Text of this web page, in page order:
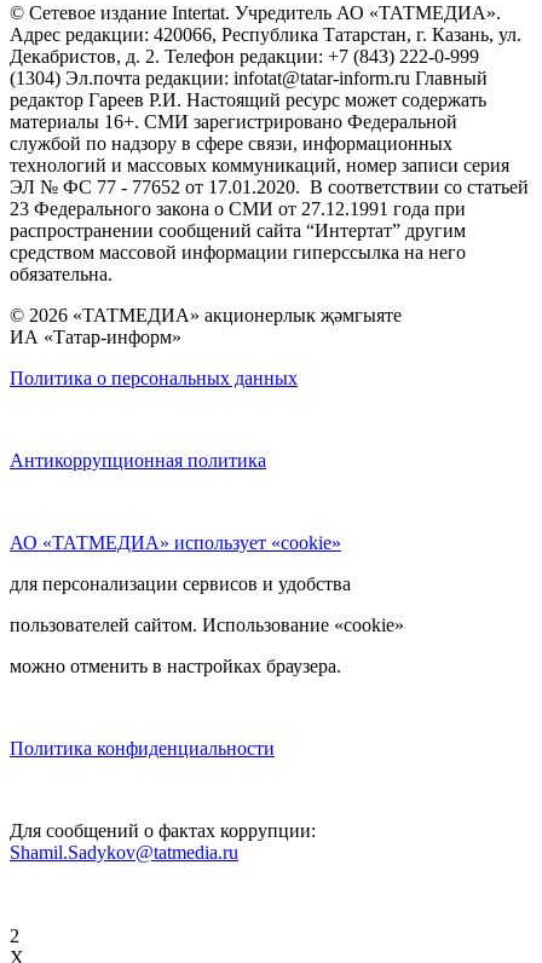
© Сетевое издание Intertat. Учредитель АО «ТАТМЕДИА».
Адрес редакции: 420066, Республика Татарстан, г. Казань, ул.
Декабристов, д. 2. Телефон редакции: +7 (843) 222-0-999
(1304) Эл.почта редакции: infotat@tatar-inform.ru Главный
редактор Гареев Р.И. Настоящий ресурс может содержать
материалы 16+. СМИ зарегистрировано Федеральной
службой по надзору в сфере связи, информационных
технологий и массовых коммуникаций, номер записи серия
ЭЛ № ФС 77 - 77652 от 17.01.2020. В соответствии со статьей
23 Федерального закона о СМИ от 27.12.1991 года при
распространении сообщений сайта “Интертат” другим
средством массовой информации гиперссылка на него
обязательна.
© 2026 «ТАТМЕДИА» акционерлык җәмгыяте
ИА «Татар-информ»
Политика о персональных данных
Антикоррупционная политика
АО «ТАТМЕДИА» использует «cookie»
для персонализации сервисов и удобства
пользователей сайтом. Использование «cookie»
можно отменить в настройках браузера.
Политика конфиденциальности
Для сообщений о фактах коррупции:
Shamil.Sadykov@tatmedia.ru
2
X